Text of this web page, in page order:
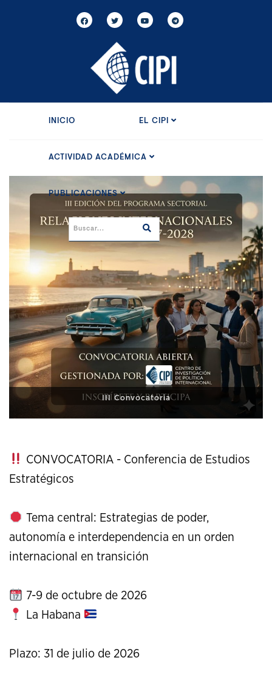
INICIO EL CIPI
ACTIVIDAD ACADÉMICA
PUBLICACIONES
XI Conference on Strategic Studies
CONVOCATORIA - Conferencia de Estudios
Estratégicos
Tema central: Estrategias de poder,
autonomía e interdependencia en un orden
internacional en transición
7-9 de octubre de 2026
La Habana
Plazo: 31 de julio de 2026